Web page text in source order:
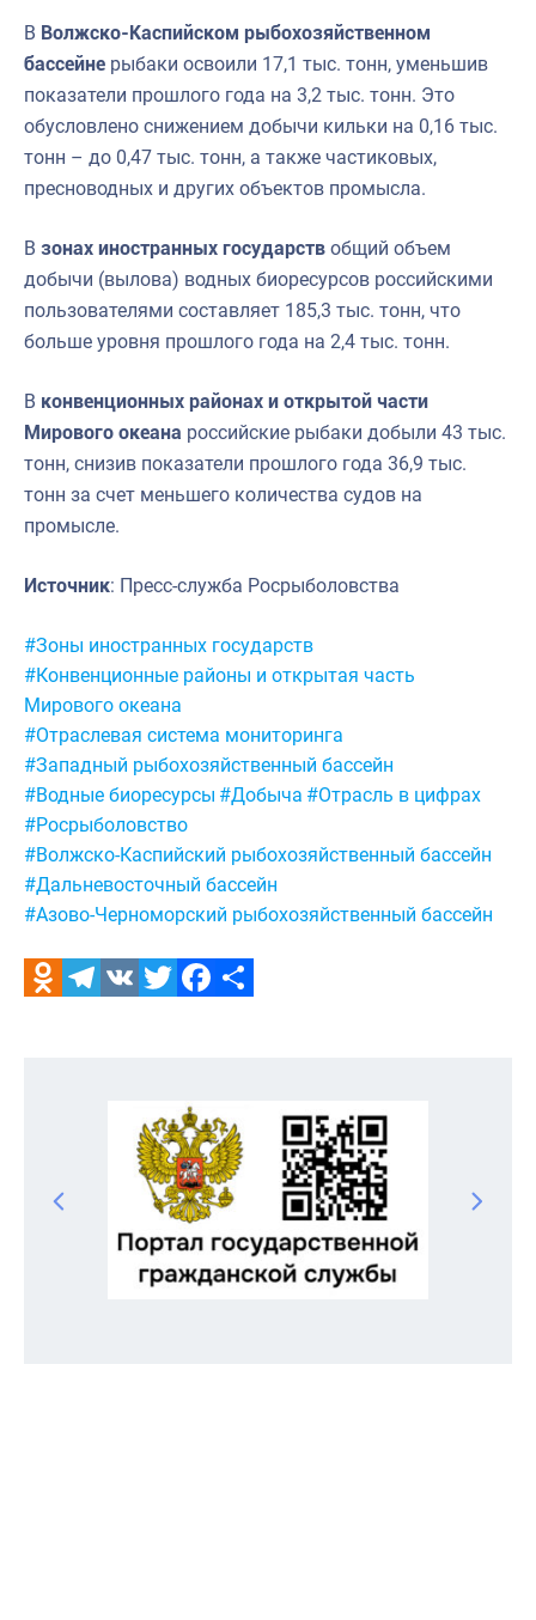
В Волжско-Каспийском рыбохозяйственном
бассейне рыбаки освоили 17,1 тыс. тонн, уменьшив
показатели прошлого года на 3,2 тыс. тонн. Это
обусловлено снижением добычи кильки на 0,16 тыс.
тонн – до 0,47 тыс. тонн, а также частиковых,
пресноводных и других объектов промысла.
В зонах иностранных государств общий объем
добычи (вылова) водных биоресурсов российскими
пользователями составляет 185,3 тыс. тонн, что
больше уровня прошлого года на 2,4 тыс. тонн.
В конвенционных районах и открытой части
Мирового океана российские рыбаки добыли 43 тыс.
тонн, снизив показатели прошлого года 36,9 тыс.
тонн за счет меньшего количества судов на
промысле.
Источник: Пресс-служба Росрыболовства
Метки:
#Зоны иностранных государств
#Конвенционные районы и открытая часть
Мирового океана
#Отраслевая система мониторинга
#Западный рыбохозяйственный бассейн
#Водные биоресурсы #Добыча #Отрасль в цифрах
#Росрыболовство
#Волжско-Каспийский рыбохозяйственный бассейн
#Дальневосточный бассейн
#Азово-Черноморский рыбохозяйственный бассейн